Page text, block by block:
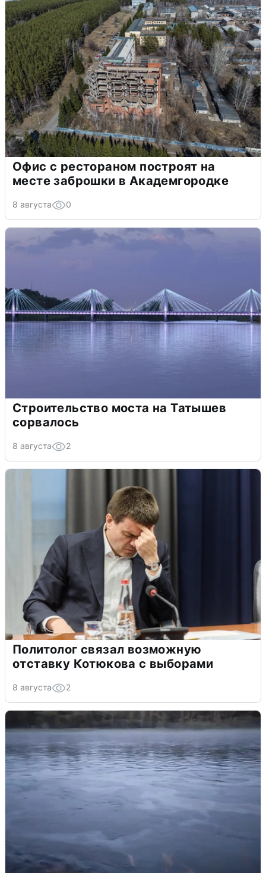
Офис с рестораном построят на
месте заброшки в Академгородке
8 августа 0
Строительство моста на Татышев
сорвалось
8 августа 2
Политолог связал возможную
отставку Котюкова с выборами
8 августа 2